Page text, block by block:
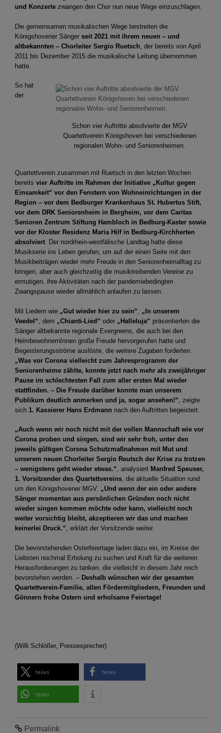
und Konzerte zwangen den Chor nun neue Wege einzuschlagen.
Die gemeinsamen musikalischen Wege bestreiten die
Königshovener Sänger seit 2021 mit ihrem neuen – und
altbekannten – Chorleiter Sergio Ruetsch , der bereits von April
2011 bis Dezember 2015 die musikalische Leitung übernommen
hatte.
Schon vier Auftritte absolvierte der MGV
Quartettverein Königshoven bei verschiedenen
regionalen Wohn- und Seniorenheimen.
So hat
der
Quartettverein zusammen mit Ruetsch in den letzten Wochen
bereits vier Auftritte im Rahmen der Initiative „Kultur gegen
Einsamkeit“ vor den Fenstern von Wohneinrichtungen in der
Region – vor dem Bedburger Krankenhaus St. Hubertus Stift,
vor dem DRK Seniorenheim in Bergheim, vor dem Caritas
Senioren Zentrum Stiftung Hambloch in Bedburg-Kaster sowie
vor der Kloster Residenz Maria Hilf in Bedburg-Kirchherten
absolviert. Der nordrhein-westfälische Landtag hatte diese
Musikserie ins Leben gerufen, um auf der einen Seite mit den
Musikbeiträgen wieder mehr Freude in den Seniorenheimalltag zu
bringen, aber auch gleichzeitig die musiktreibenden Vereine zu
ermutigen, ihre Aktivitäten nach der pandemiebedingten
Zwangspause wieder allmählich anlaufen zu lassen.
Mit Liedern wie „Gut wieder hier zu sein“
„In unserem
Veedel“ , dem „Chianti-Lied“ oder „Halleluja“ präsentierten die
Sänger altbekannte regionale Evergreens, die auch bei den
HeimbewohnernInnen große Freude hervorgerufen hatte und
Begeisterungsströme auslöste, die weitere Zugaben forderten.
„Was vor Corona vielleicht zum Jahresprogramm der
Seniorenheime zählte, konnte jetzt nach mehr als zweijähriger
Pause im schlechtesten Fall zum aller ersten Mal wieder
stattfinden. – Die Freude darüber konnte man unserem
Publikum deutlich anmerken und ja, sogar ansehen!“ , zeigte
sich 1. Kassierer Hans Erdmann nach den Auftritten begeistert.
„Auch wenn wir noch nicht mit der vollen Mannschaft wie vor
Corona proben und singen, sind wir sehr froh, unter den
jeweils gültigen Corona Schutzmaßnahmen mit Mut und
unserem neuen Chorleiter Sergio Reutsch der Krise zu trotzen
– wenigstens geht wieder etwas.“, analysiert Manfred Speuser,
1. Vorsitzender des Quartettvereins, die aktuelle Situation rund
um den Königshovener MGV. „Und wenn der ein oder andere
Sänger momentan aus persönlichen Gründen noch nicht
wieder singen kommen möchte oder kann, vielleicht noch
weiter vorsichtig bleibt, akzeptieren wir das und machen
keinerlei Druck.“, erklärt der Vorsitzende weiter.
Die bevorstehenden Osterfeiertage laden dazu ein, im Kreise der
Liebsten nochmal Erholung zu suchen und Kraft für die weiteren
Herausforderungen zu tanken, die vielleicht in diesem Jahr noch
bevorstehen werden. – Deshalb wünschen wir der gesamten
Quartettverein-Familie, allen Fördermitgliedern, Freunden und
Gönnern frohe Ostern und erholsame Feiertage!
(Willi Schlößer, Pressesprecher)
teilen teilen
teilen
Permalink